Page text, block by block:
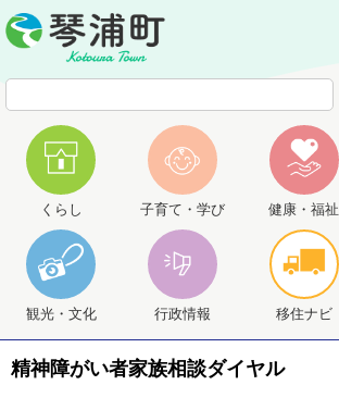
くらし 子育て・学び 健康・福祉
観光・文化 行政情報 移住ナビ
精神障がい者家族相談ダイヤル